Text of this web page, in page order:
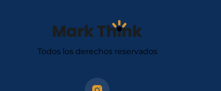
Todos los derechos reservados